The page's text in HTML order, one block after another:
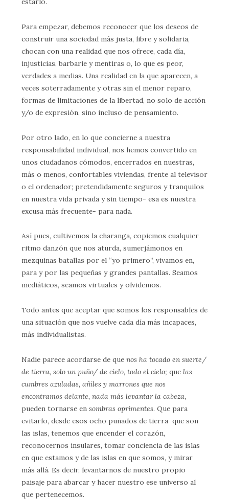
Para empezar, debemos reconocer que los deseos de
construir una sociedad más justa, libre y solidaria,
chocan con una realidad que nos ofrece, cada día,
injusticias, barbarie y mentiras o, lo que es peor,
verdades a medias. Una realidad en la que aparecen, a
veces soterradamente y otras sin el menor reparo,
formas de limitaciones de la libertad, no solo de acción
y/o de expresión, sino incluso de pensamiento.
Por otro lado, en lo que concierne a nuestra
responsabilidad individual, nos hemos convertido en
unos ciudadanos cómodos, encerrados en nuestras,
más o menos, confortables viviendas, frente al televisor
o el ordenador; pretendidamente seguros y tranquilos
en nuestra vida privada y sin tiempo- esa es nuestra
excusa más frecuente- para nada.
Así pues, cultivemos la charanga, copiemos cualquier
ritmo danzón que nos aturda, sumerjámonos en
mezquinas batallas por el “yo primero”, vivamos en,
para y por las pequeñas y grandes pantallas. Seamos
mediáticos, seamos virtuales y olvidemos.
Todo antes que aceptar que somos los responsables de
una situación que nos vuelve cada día más incapaces,
más individualistas.
Nadie parece acordarse de que nos ha tocado en suerte/
de tierra, solo un puño/ de cielo, todo el cielo; que las
cumbres azuladas, añiles y marrones que nos
encontramos delante, nada más levantar la cabeza,
pueden tornarse en sombras oprimentes. Que para
evitarlo, desde esos ocho puñados de tierra que son
las islas, tenemos que encender el corazón,
reconocernos insulares, tomar conciencia de las islas
en que estamos y de las islas en que somos, y mirar
más allá. Es decir, levantarnos de nuestro propio
paisaje para abarcar y hacer nuestro ese universo al
que pertenecemos.